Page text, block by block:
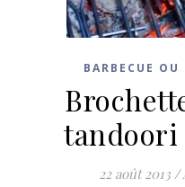
BARBECUE OU
22 août 2013 /